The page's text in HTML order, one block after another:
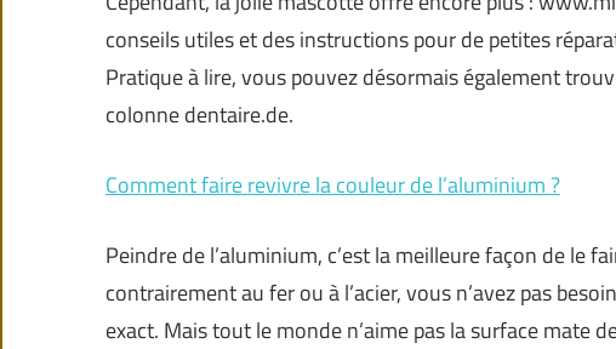
conseils utiles et des instructions pour de petites
Pratique à lire, vous pouvez désormais également
colonne dentaire.de.
Comment faire revivre la couleur de l’aluminium ?
Peindre de l’aluminium, c’est la meilleure façon de le
contrairement au fer ou à l’acier, vous n’avez pas
exact. Mais tout le monde n’aime pas la surface mate